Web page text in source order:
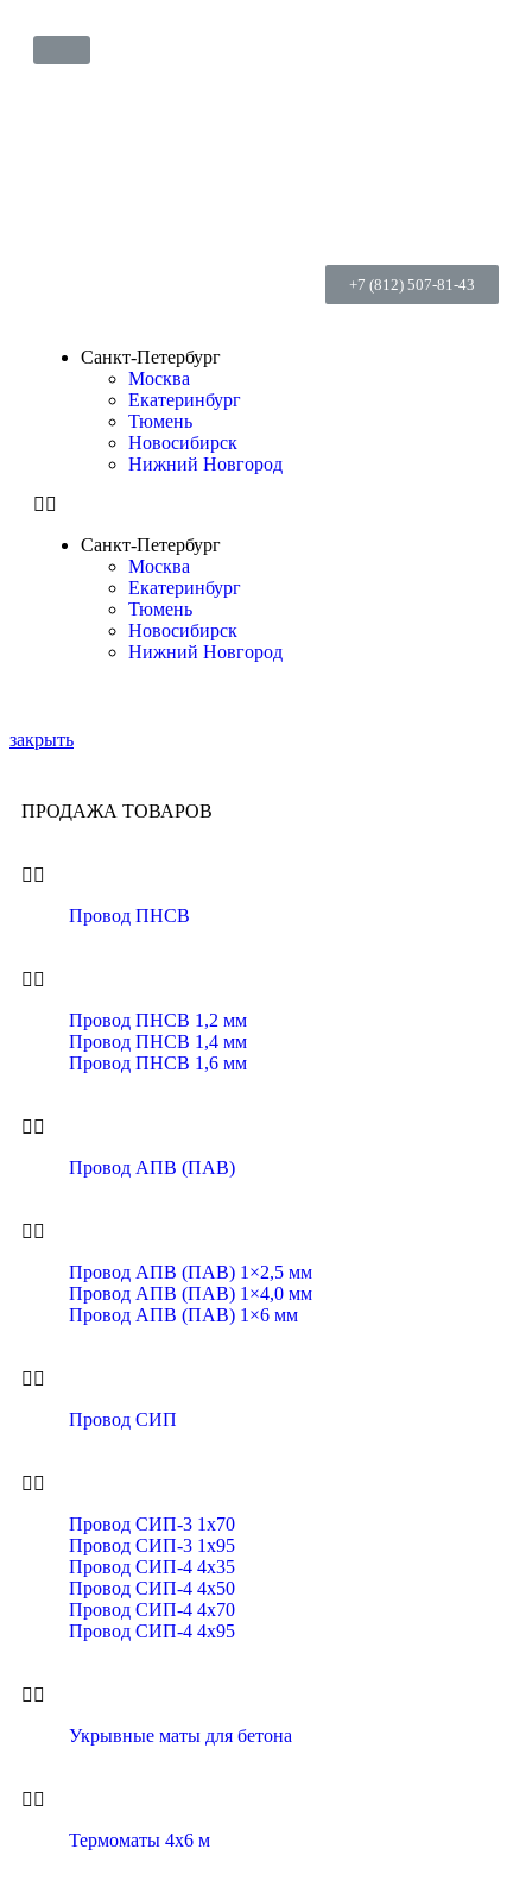
+7 (812) 507-81-43
Санкт-Петербург
Москва
Екатеринбург
Тюмень
Новосибирск
Нижний Новгород
Санкт-Петербург
Москва
Екатеринбург
Тюмень
Новосибирск
Нижний Новгород
закрыть
ПРОДАЖА ТОВАРОВ
Провод ПНСВ
Провод ПНСВ 1,2 мм
Провод ПНСВ 1,4 мм
Провод ПНСВ 1,6 мм
Провод АПВ (ПАВ)
Провод АПВ (ПАВ) 1×2,5 мм
Провод АПВ (ПАВ) 1×4,0 мм
Провод АПВ (ПАВ) 1×6 мм
Провод СИП
Провод СИП-3 1х70
Провод СИП-3 1х95
Провод СИП-4 4х35
Провод СИП-4 4х50
Провод СИП-4 4х70
Провод СИП-4 4х95
Укрывные маты для бетона
Термоматы 4х6 м